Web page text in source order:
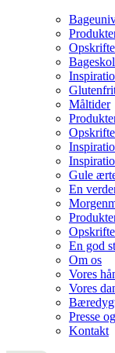
Måltider
Gule
En
En god
Om os
Vores
Vores
Presse
Kontakt